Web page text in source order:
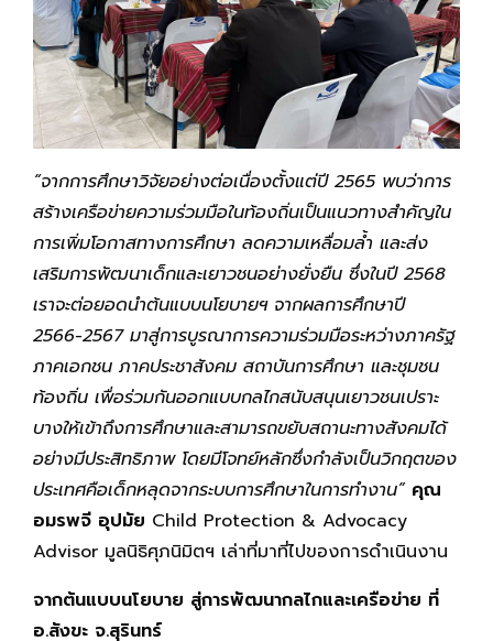
“จากการศึกษาวิจัยอย่างต่อเนื่องตั้งแต่ปี 2565 พบว่าการ
สร้างเครือข่ายความร่วมมือในท้องถิ่นเป็นแนวทางสำคัญใน
การเพิ่มโอกาสทางการศึกษา ลดความเหลื่อมล้ำ และส่ง
เสริมการพัฒนาเด็กและเยาวชนอย่างยั่งยืน ซึ่งในปี 2568
เราจะต่อยอดนำต้นแบบนโยบายฯ จากผลการศึกษาปี
2566-2567 มาสู่การบูรณาการความร่วมมือระหว่างภาครัฐ
ภาคเอกชน ภาคประชาสังคม สถาบันการศึกษา และชุมชน
ท้องถิ่น เพื่อร่วมกันออกแบบกลไกสนับสนุนเยาวชนเปราะ
บางให้เข้าถึงการศึกษาและสามารถขยับสถานะทางสังคมได้
อย่างมีประสิทธิภาพ โดยมีโจทย์หลักซึ่งกำลังเป็นวิกฤตของ
ประเทศคือเด็กหลุดจากระบบการศึกษาในการทำงาน” คุณ
อมรพจี อุปมัย Child Protection & Advocacy
Advisor มูลนิธิศุภนิมิตฯ เล่าที่มาที่ไปของการดำเนินงาน
จากต้นแบบนโยบาย สู่การพัฒนากลไกและเครือข่าย ที่
อ.สังขะ จ.สุรินทร์